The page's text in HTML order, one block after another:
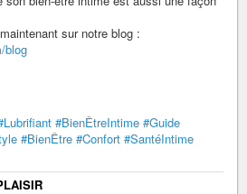
sur notre blog :
blog
#BienÊtreIntime #Guide
#BienÊtre #Confort #SantéIntime